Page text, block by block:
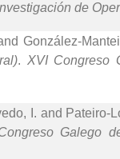
de
González-
. XVI Congreso
I. and Pateiro-
Galego